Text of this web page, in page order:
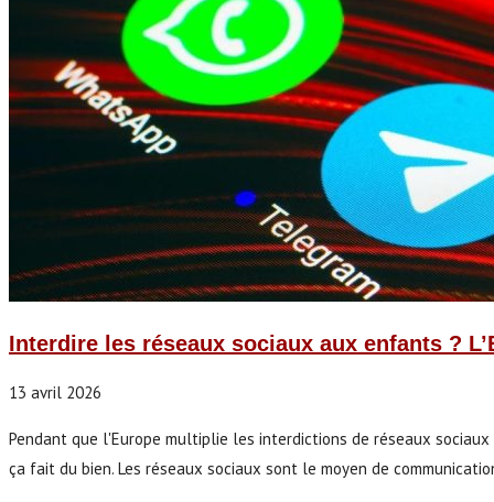
Interdire les réseaux sociaux aux enfants ?
13 avril 2026
Pendant que l'Europe multiplie les interdictions de réseaux
ça fait du bien. Les réseaux sociaux sont le moyen de